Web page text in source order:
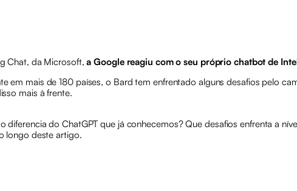
Chat, da Microsoft,a Google reagiu com o seu próprio chatbot de
em mais de 180 países, o Bard tem enfrentado alguns desafios pelo
mais à frente.
do ChatGPT que já conhecemos? Que desafios enfrenta a
longo deste artigo.